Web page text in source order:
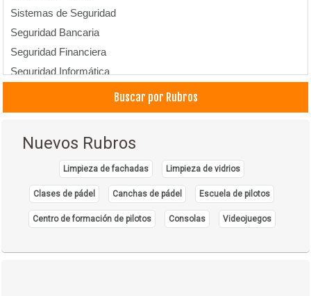
Sistemas de Seguridad
Seguridad Bancaria
Seguridad Financiera
Seguridad Informática
Empresas de Seguridad Física
Seguridad Industrial: Alarmas, Equipos
Buscar por Rubros
Nuevos Rubros
Limpieza de fachadas Limpieza de vidrios
Clases de pádel Canchas de pádel Escuela de pilotos
Centro de formación de pilotos Consolas Videojuegos